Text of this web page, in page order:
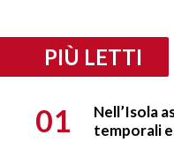
PIÙ LETTI
01
Nell’Isola
temporali